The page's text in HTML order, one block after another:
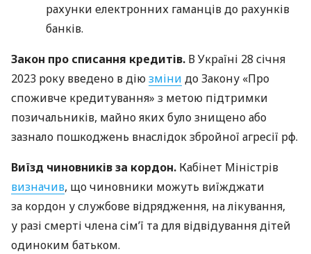
рахунки електронних гаманців до рахунків
банків.
Закон про списання кредитів. В Україні 28 січня
2023 року введено в діюзміни до Закону «Про
споживче кредитування» з метою підтримки
позичальників, майно яких було знищено або
зазнало пошкоджень внаслідок збройної агресії рф.
Виїзд чиновників за кордон. Кабінет Міністрів
визначив, що чиновники можуть виїжджати
за кордон у службове відрядження, на лікування,
у разі смерті члена сім’ї та для відвідування дітей
одиноким батьком.